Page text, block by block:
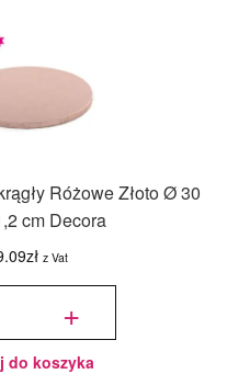
Różowe Złoto Ø 30
cm Decora
zł z Vat
+
do koszyka